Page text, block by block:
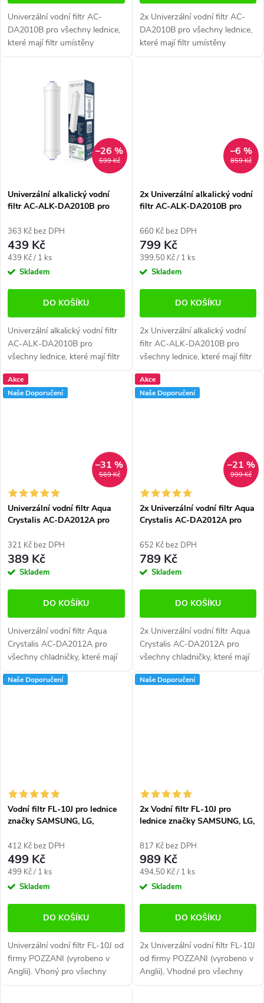
ů
t
ů
Univerzální vodní filtr AC-
DA2010B pro všechny lednice,
které mají filtr umístěny
na hadičce. Vhodné pro
filtrem, umístěným na...
2x Univerzální vodní filtr AC-
DA2010B pro všechny lednice,
které mají filtr umístěny
na hadičce. Vhodné pro
599 Kč
–26 %
Univerzální alkalický vodní
filtr AC-ALK-DA2010B pro
10105J)
363 Kč bez DPH
439 Kč
Měrná
cena:
439 Kč / 1 ks
Skladem
DO KOŠÍKU
Univerzální alkalický vodní filtr
AC-ALK-DA2010B pro
všechny lednice, které mají filtr
umístěny na hadičce. Vhodné
pro všechny americké
chladničky s...
859 Kč
–6 %
2x Univerzální alkalický vodní
filtr AC-ALK-DA2010B pro
10105J)
660 Kč bez DPH
799 Kč
Měrná
cena:
399,50 Kč / 1 ks
Skladem
DO KOŠÍKU
2x Univerzální alkalický vodní
filtr AC-ALK-DA2010B pro
všechny lednice, které mají filtr
umístěny na hadičce. Vhodné
pro všechny americké
chladničky s...
Akce
Naše Doporučení
569 Kč
–31 %
Univerzální vodní filtr Aqua
Crystalis AC-DA2012A pro
321 Kč bez DPH
389 Kč
Skladem
DO KOŠÍKU
Univerzální vodní filtr Aqua
Crystalis AC-DA2012A pro
všechny chladničky, které mají
filtr umístěné na hadičce.
Připojení šroubením. Vhodné
Akce
Naše Doporučení
999 Kč
–21 %
2x Univerzální vodní filtr Aqua
Crystalis AC-DA2012A pro
652 Kč bez DPH
789 Kč
Skladem
DO KOŠÍKU
2x Univerzální vodní filtr Aqua
Crystalis AC-DA2012A pro
všechny chladničky, které mají
filtr umístěné na hadičce.
Připojení šroubením. Vhodné
Naše Doporučení
Vodní filtr FL-10J pro lednice
značky SAMSUNG, LG,
412 Kč bez DPH
499 Kč
Měrná
cena:
499 Kč / 1 ks
Skladem
DO KOŠÍKU
Univerzální vodní filtr FL-10J od
firmy POZZANI (vyrobeno v
Anglii). Vhoný pro všechny
chladničky, které mají filtr
Naše Doporučení
2x Vodní filtr FL-10J pro
lednice značky SAMSUNG, LG,
817 Kč bez DPH
989 Kč
Měrná
cena:
494,50 Kč / 1 ks
Skladem
DO KOŠÍKU
2x Univerzální vodní filtr FL-10J
od firmy POZZANI (vyrobeno v
Anglii), Vhodné pro všechny
chladničky, které mají filtr